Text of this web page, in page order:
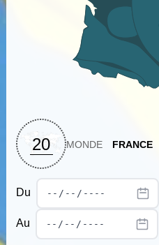
20 MONDE FRANCE
Du
Au